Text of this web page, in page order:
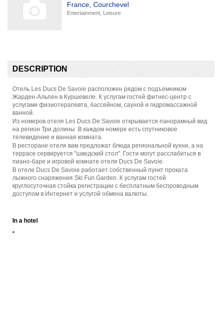
France Courchevel
Entertainment, Leisure
DESCRIPTION
Отель Les Ducs De Savoie расположен рядом с подъемником
Жарден-Альпен в Куршевеле. К услугам гостей фитнес-центр с
услугами физиотерапевта, бассейном, сауной и гидромассажной
ванной.
Из номеров отеля Les Ducs De Savoie открывается панорамный вид
на регион Три долины. В каждом номере есть спутниковое
телевидение и ванная комната.
В ресторане отеля вам предложат блюда региональной кухни, а на
террасе сервируется "шведский стол". Гости могут расслабиться в
пиано-баре и игровой комнате отеля Ducs De Savoie.
В отеле Ducs De Savoie работает собственный пункт проката
лыжного снаряжения Ski Fun Garden. К услугам гостей
круглосуточная стойка регистрации с бесплатным беспроводным
доступом в Интернет и услугой обмена валюты.
In a hotel